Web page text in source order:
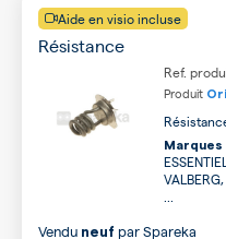
Aide en visio incluse
Résistance
Ref.
Produit
Vendu neuf parSpareka